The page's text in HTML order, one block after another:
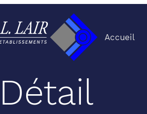
Accueil
Détail